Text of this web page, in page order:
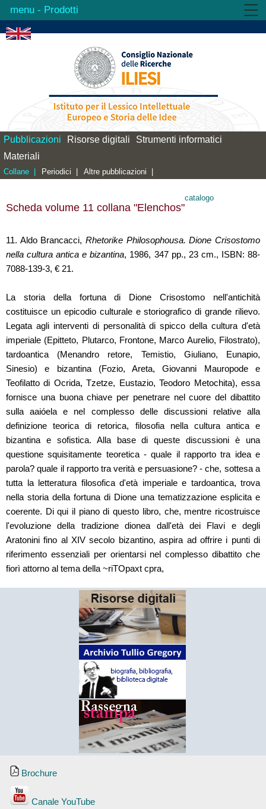
- Prodotti
Istituto
Attività
Brochure
Canale YouTube
Pubblicazioni Risorse digitali
Strumenti informatici
Materiali
Collane | Periodici | Altre pubblicazioni |
Scheda volume 11 collana "Elenchos"
catalogo
11. Aldo Brancacci, Rhetorike Philosophousa. Dione Crisostomo
nella cultura antica e bizantina, 1986, 347 pp., 23 cm., ISBN: 88-
7088-139-3, € 21.
La storia della fortuna di Dione Crisostomo nell'antichità
costituisce un epicodio culturale e storiografico di grande rilievo.
Legata agli interventi di personalità di spicco della cultura d'età
imperiale (Epitteto, Plutarco, Frontone, Marco Aurelio, Filostrato),
tardoantica (Menandro retore, Temistio, Giuliano, Eunapio,
Sinesio) e bizantina (Fozio, Areta, Giovanni Mauropode e
Teofilatto di Ocrida, Tzetze, Eustazio, Teodoro Metochita), essa
fornisce una buona chiave per penetrare nel cuore del dibattito
sulla aaióela e nel complesso delle discussioni relative alla
definizione teorica di retorica, filosofia nella cultura antica e
bizantina e sofistica. Alla base di queste discussioni è una
questione squisitamente teoretica - quale il rapporto tra idea e
parola? quale il rapporto tra verità e persuasione? - che, sottesa a
tutta la letteratura filosofica d'età imperiale e tardoantica, trova
nella storia della fortuna di Dione una tematizzazione esplicita e
coerente. Di qui il piano di questo libro, che, mentre ricostruisce
l'evoluzione della tradizione dionea dall'età dei Flavi e degli
Aratonini fino al XIV secolo bizantino, aspira ad offrire i punti di
riferimento essenziali per orientarsi nel complesso dibattito che
fiorì attorno al tema della ~riTOpaxt cpra,